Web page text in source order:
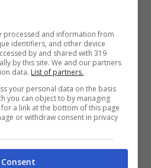
processed and information from
identifiers, and other device
by and shared with 319
by this site. We and our partners
data. List of partners.
your personal data on the basis
you can object to by managing
a link at the bottom of this page
or withdraw consent in privacy
Consent